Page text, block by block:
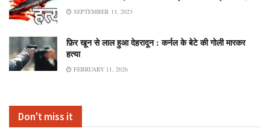
SEPTEMBER 13, 2023
फ़िर खून से लाल हुआ देहरादून : कर्नल के बेटे की गोली मारकर
हत्या
FEBRUARY 11, 2026
Don't miss it